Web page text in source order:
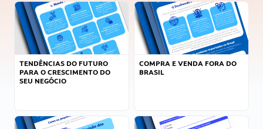
TENDÊNCIAS DO FUTURO
PARA O CRESCIMENTO DO
SEU NEGÓCIO
COMPRA E VENDA FORA DO
BRASIL